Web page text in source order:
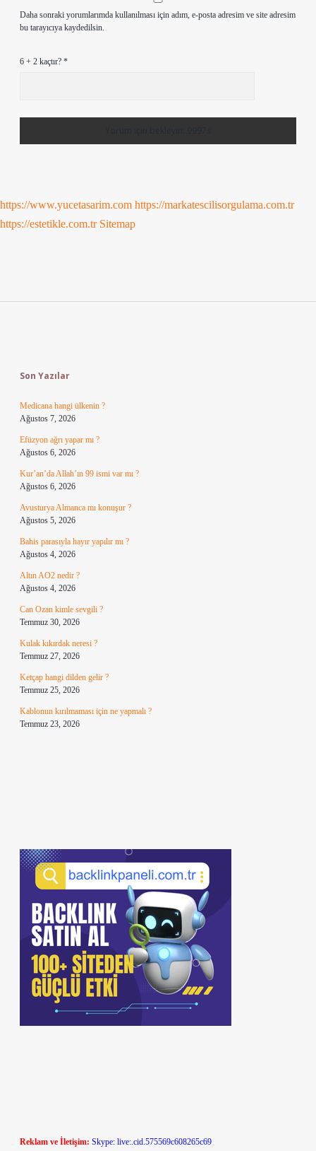
Daha sonraki yorumlarımda kullanılması için adım, e-posta adresim ve site adresim
bu tarayıcıya kaydedilsin.
6 + 2 kaçtır? *
https://www.yucetasarim.com https://markatescilisorgulama.com.tr
https://estetikle.com.tr Sitemap
Son Yazılar
Medicana hangi ülkenin ?
Ağustos 7, 2026
Efüzyon ağrı yapar mı ?
Ağustos 6, 2026
Kur’an’da Allah’ın 99 ismi var mı ?
Ağustos 6, 2026
Avusturya Almanca mı konuşur ?
Ağustos 5, 2026
Bahis parasıyla hayır yapılır mı ?
Ağustos 4, 2026
Altın AO2 nedir ?
Ağustos 4, 2026
Can Ozan kimle sevgili ?
Temmuz 30, 2026
Kulak kıkırdak neresi ?
Temmuz 27, 2026
Ketçap hangi dilden gelir ?
Temmuz 25, 2026
Kablonun kırılmaması için ne yapmalı ?
Temmuz 23, 2026
Reklam ve İletişim: Skype: live:.cid.575569c608265c69